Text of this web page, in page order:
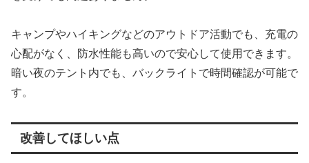
キャンプやハイキングなどのアウトドア活動でも、充電の
心配がなく、防水性能も高いので安心して使用できます。
暗い夜のテント内でも、バックライトで時間確認が可能で
す。
改善してほしい点